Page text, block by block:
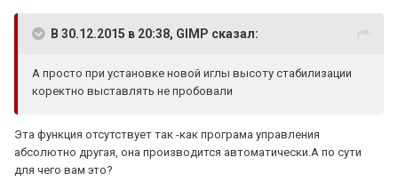
В 30.12.2015 в 20:38, GIMP сказал:
А просто при установке новой иглы высоту стабилизации
коректно выставлять не пробовали
Эта функция отсутствует так -как програма управления
абсолютно другая, она производится автоматически.А по сути
для чего вам это?